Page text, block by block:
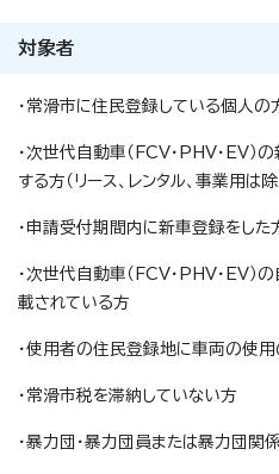
対象者
・常滑市に住民登録している個人の
・次世代自動車（FCV・PHV・EV）
する方（リース、レンタル、事業用は除
・申請受付期間内に新車登録をした
・次世代自動車（FCV・PHV・EV
載されている方
・使用者の住民登録地に車両の使
・常滑市税を滞納していない方
・暴力団・暴力団員または暴力団関